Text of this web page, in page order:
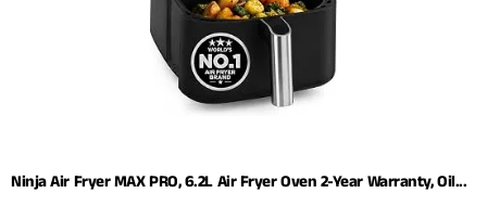
Ninja Air Fryer MAX PRO, 6.2L Air Fryer Oven 2-Year Warranty, Oil...